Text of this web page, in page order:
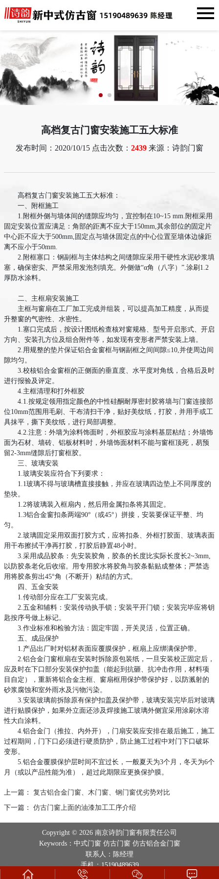
高档复古门窗安装施工五大标准
发布时间：2020/10/15 点击次数： 2439 来源：诗韵门窗
高档复古门窗安装施工五大标准：
一、附框施工
1.附框外侧与墙体间的缝隙应均匀，宜控制在10~15 mm.附框采用
固定安装位置应满足：角部的距离不应大于150mm,其余部位的固定片
中心距不应大于500mm,固定点与墙休固定点的中心位置至墙体边缘距
离不应小于50mm.
2.附框塞口：钢副框与主体结构之间缝隙应采用干硬性水泥砂浆填
塞，确保密实、严禁采用发泡剂填充。外侧做“α角（八字）”.涂刷1.2
厚防水涂料。
二、主框扇安装施工
主框与窗扇在工厂加工完成并组装，可以提高加工精度，从而提
升整窗的气密性、水密性。
1.塞口完成后，按设计图纸检查核对窗规格、型号开启形式、开启
方向、安装孔方位及组合附件等，如发现有变形者严禁安装上墙。
2.用规整的垫片保证铝合金窗框与钢副框之间间隙≤10,并使周边间
隙均匀。
3.校核铝合金窗框的正侧面的垂直度、水平度对角线，合格后及时
进行报验及评定。
4.主框清理和打外框胶
4.1.按规定领用指定颜色的中性硅酮耐厚密封胶将墙与门窗连接部
位10mm范围用毛刷、干布清扫干净，贴好美纹纸，打胶，并用手或工
具抹平，撕下美纹纸，进行局部调整。
4.2.注意：外墙为涂料饰面时，外框胶应与涂料基层粘结；外墙饰
面为石材、墙砖、铝板材料时，外墙饰面材料不能与窗框顶死，易预
留2-3mm缝隙后打窗框胶。
三、玻璃安装
1.玻璃安装应符合下列要求：
1.1玻璃不得与玻璃槽直接接触，并应在玻璃四边垫上不同厚度的
垫块。
1.2将玻璃装入框扇内，然后用金属扣条将其固定。
1.3铝合金窗扣条两端90°（或45°）拼接，安装要保证平整、均
匀。
2.玻璃固定采用双面打胶方式，应将扣条、外框打胶面、玻璃表面
用干布擦拭干净再打胶，打胶后静置48小时。
3.采用成品胶条：先安装胶角，胶条的长度比实际长度长2~3mm,
以防胶条老化后收缩。用专用胶水将胶角与胶条黏贴成整体；严禁选
用将胶条剪出45°角（不断开）粘结的方式。
四、五金安装
1.传动部分应在工厂安装完成。
2.五金和辅料：安装传动执手锁；安装平开门锁；安装完毕应将钥
匙按序号做上标记。
3.作业标准和检验方法：固定牢固，开关灵活，位置正确。
五、成品保护
1.产品出厂时对铝材表面应覆膜保护，框扇上应绑满保护带。
2.铝合金门窗框扇在安装时拆除原包装纸，一旦安装校正固定后，
应及时在下口部分安装保护扣盖（能起到抗砸、抗冲击作用，材料项
目自定），重新将铝合金主框、窗扇框用保护带保护好，以防溅射的
砂浆腐蚀和室外雨水及污物污染。
3.安装玻璃前拆除原有保护扣盖及保护带，玻璃安装完毕后对玻璃
进行贴膜保护，如果外立面还涉及焊接施工玻璃外侧宜采用涂刷水溶
性大白涂料。
4.铝合金门（推拉、内外开），门扇安装应安排在最后施工，施工
过程期间，门下口必须进行硬质防护，防止施工过程中对门下口破坏
变形。
5.铝合金覆膜保护层时间不宜过长，一般夏天为3个月，冬天为6个
月（或以产品性能为准），超过此期限应更换保护膜。
上一篇： 复古铝合金门窗、木门窗、钢门窗优劣势对比
下一篇： 仿古门窗上面的油漆加工工序介绍
Copyright © 2026 南京诗韵门窗有限责任公司
Keywords：中式门窗 仿古门窗 仿古铝合金门窗
联系人：陈经理
手机：15190489639
地址：南京市栖霞区迈皋桥创业园科技研发基地寅春路18号-G421